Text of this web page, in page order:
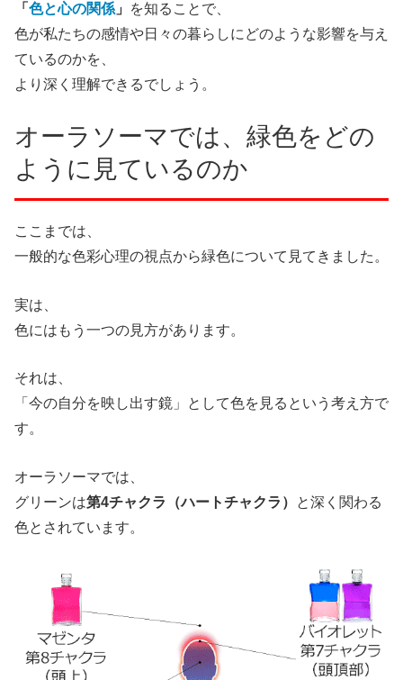
「 色と心の関係 」
を知ることで、
色が私たちの感情や日々の暮らしにどのような影響を与え
ているのかを、
より深く理解できるでしょう。
オーラソーマでは、緑色をどの
ように見ているのか
ここまでは、
一般的な色彩心理の視点から緑色について見てきました。
実は、
色にはもう一つの見方があります。
それは、
「今の自分を映し出す鏡」として色を見るという考え方で
す。
オーラソーマでは、
グリーンは第4チャクラ（ハートチャクラ）
と深く関わる
色とされています。